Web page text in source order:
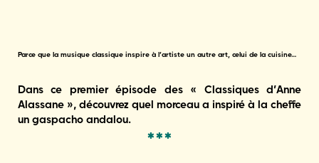
Parce que la musique classique inspire à l’artiste un autre art, celui de la cuisine…
Dans ce premier épisode des « Classiques d’Anne
Alassane », découvrez quel morceau a inspiré à la cheffe
un gaspacho andalou.
***